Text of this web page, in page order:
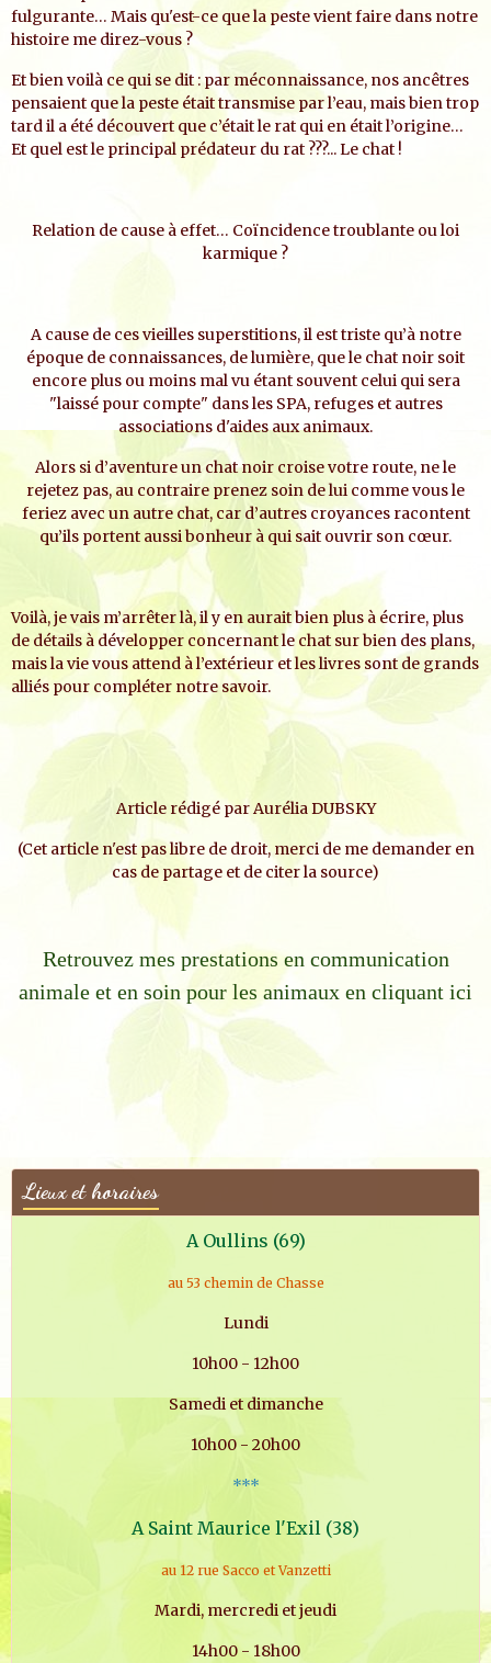
fulgurante… Mais qu'est-ce que la peste vient faire dans notre
histoire me direz-vous ?
Et bien voilà ce qui se dit : par méconnaissance, nos ancêtres
pensaient que la peste était transmise par l’eau, mais bien trop
tard il a été découvert que c’était le rat qui en était l’origine…
Et quel est le principal prédateur du rat ???... Le chat !
Relation de cause à effet… Coïncidence troublante ou loi
karmique ?
A cause de ces vieilles superstitions, il est triste qu’à notre
époque de connaissances, de lumière, que le chat noir soit
encore plus ou moins mal vu étant souvent celui qui sera
"laissé pour compte" dans les SPA, refuges et autres
associations d'aides aux animaux.
Alors si d’aventure un chat noir croise votre route, ne le
rejetez pas, au contraire prenez soin de lui comme vous le
feriez avec un autre chat, car d’autres croyances racontent
qu’ils portent aussi bonheur à qui sait ouvrir son cœur.
Voilà, je vais m’arrêter là, il y en aurait bien plus à écrire, plus
de détails à développer concernant le chat sur bien des plans,
mais la vie vous attend à l’extérieur et les livres sont de grands
alliés pour compléter notre savoir.
Article rédigé par Aurélia DUBSKY
(Cet article n'est pas libre de droit, merci de me demander en
cas de partage et de citer la source)
Retrouvez mes prestations en communication
animale et en soin pour les animaux en cliquant ici
Lieux et horaires
A Oullins (69)
au 53 chemin de Chasse
Lundi
10h00 - 12h00
Samedi et dimanche
10h00 - 20h00
***
A Saint Maurice l'Exil (38)
au 12 rue Sacco et Vanzetti
Mardi, mercredi et jeudi
14h00 - 18h00